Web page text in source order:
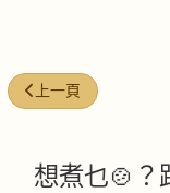
上一篇文章: 豉汁蒸白
上一頁
想煮乜🍲？